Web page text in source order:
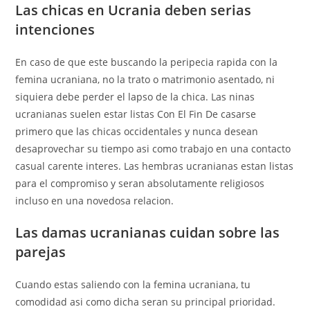
Las chicas en Ucrania deben serias
intenciones
En caso de que este buscando la peripecia rapida con la
femina ucraniana, no la trato o matrimonio asentado, ni
siquiera debe perder el lapso de la chica. Las ninas
ucranianas suelen estar listas Con El Fin De casarse
primero que las chicas occidentales y nunca desean
desaprovechar su tiempo asi­ como trabajo en una contacto
casual carente interes. Las hembras ucranianas estan listas
para el compromiso y seran absolutamente religiosos
incluso en una novedosa relacion.
Las damas ucranianas cuidan sobre las
parejas
Cuando estas saliendo con la femina ucraniana, tu
comodidad asi­ como dicha seran su principal prioridad.